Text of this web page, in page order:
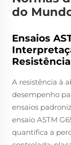
do
Ensaios
A resistência à
desempenho
ensaios
ensaio ASTM
quantifica a